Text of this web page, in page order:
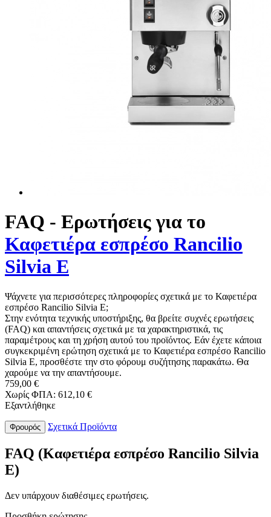
FAQ - Ερωτήσεις για το
Καφετιέρα εσπρέσο Rancilio
Silvia E
Ψάχνετε για περισσότερες πληροφορίες σχετικά με το Καφετιέρα
εσπρέσο Rancilio Silvia E;
Στην ενότητα τεχνικής υποστήριξης, θα βρείτε συχνές ερωτήσεις
(FAQ) και απαντήσεις σχετικά με τα χαρακτηριστικά, τις
παραμέτρους και τη χρήση αυτού του προϊόντος. Εάν έχετε κάποια
συγκεκριμένη ερώτηση σχετικά με το Καφετιέρα εσπρέσο Rancilio
Silvia E, προσθέστε την στο φόρουμ συζήτησης παρακάτω. Θα
χαρούμε να την απαντήσουμε.
759,00 €
Χωρίς ΦΠΑ: 612,10 €
Εξαντλήθηκε
Φρουρός Σχετικά Προϊόντα
FAQ (Καφετιέρα εσπρέσο Rancilio Silvia
E)
Δεν υπάρχουν διαθέσιμες ερωτήσεις.